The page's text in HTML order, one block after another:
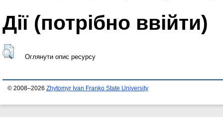
Дії ​​(потрібно ввійти)
Оглянути опис ресурсу
© 2008–2026 Zhytomyr Ivan Franko State University